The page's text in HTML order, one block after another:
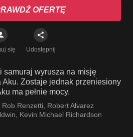
OFERTĘ
się Udostępnij
samuraj wyrusza na misję
Zostaje jednak przeniesiony
ma pełnie mocy.
Rob Renzetti
Robert Alvarez
Kevin Michael Richardson